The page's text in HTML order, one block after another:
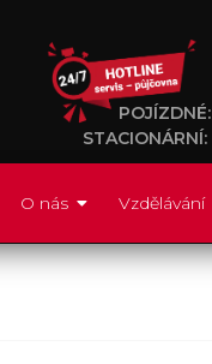
POJÍZDNÉ:
STACIONÁRNÍ:
O nás Vzdělávání